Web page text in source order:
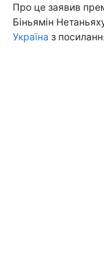
Про це заявив
Біньямін
Україна з